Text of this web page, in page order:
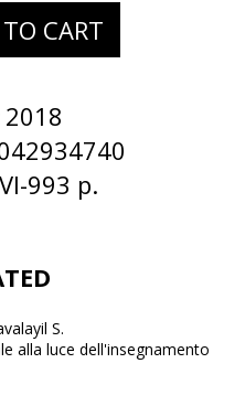
CART
2018
993 p.
S.
alla luce dell'insegnamento